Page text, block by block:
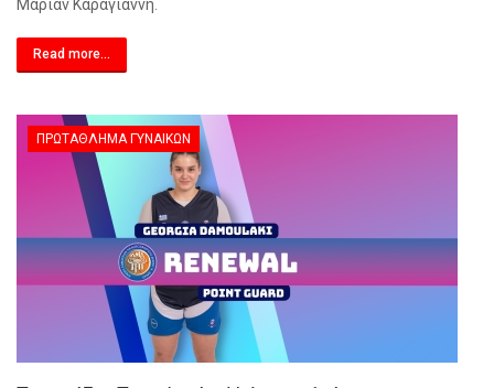
Μάριαν Καραγιάννη.
Read more...
ΠΡΩΤΆΘΛΗΜΑ ΓΥΝΑΙΚΏΝ